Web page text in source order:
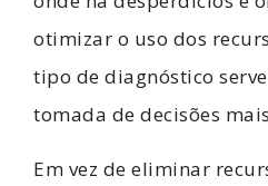
otimizar o uso dos
tipo de diagnóstico
tomada de decisões
Em vez de eliminar